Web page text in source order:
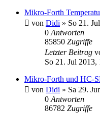
Mikro-Forth
von Didi » So 21.
0 Antworten
85850 Zugriffe
Letzter Beitrag
So 21. Jul 2013,
Mikro-Forth und HC-
von Didi » Sa 29.
0 Antworten
86782 Zugriffe